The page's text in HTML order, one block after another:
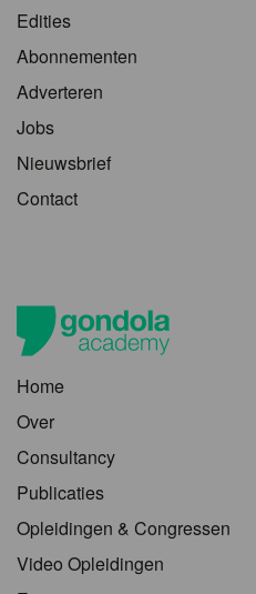
Edities
Abonnementen
Adverteren
Jobs
Nieuwsbrief
Contact
Home
Over
Consultancy
Publicaties
Opleidingen & Congressen
Video Opleidingen